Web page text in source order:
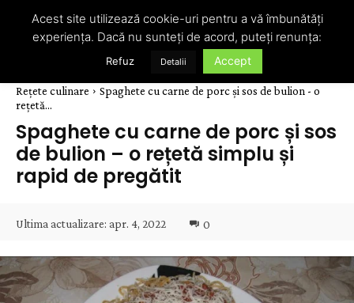
Rețete culinare
Spaghete cu carne de porc și sos de bulion - o
rețetă...
Spaghete cu carne de porc și sos
de bulion – o rețetă simplu și
rapid de pregătit
Ultima actualizare: apr. 4, 2022 0
Acest site utilizează cookie-uri pentru a vă îmbunătăți
experiența. Dacă nu sunteți de acord, puteți renunța:
Refuz Detalii Accept